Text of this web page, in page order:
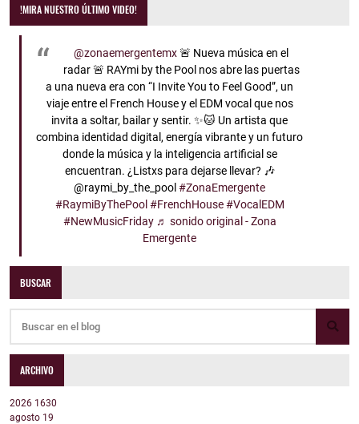
!MIRA NUESTRO ÚLTIMO VIDEO!
@zonaemergentemx🚨 Nueva música en el
radar 🚨 RAYmi by the Pool nos abre las puertas
a una nueva era con “I Invite You to Feel Good”, un
viaje entre el French House y el EDM vocal que nos
invita a soltar, bailar y sentir. ✨🐱 Un artista que
combina identidad digital, energía vibrante y un futuro
donde la música y la inteligencia artificial se
encuentran. ¿Listxs para dejarse llevar? 🎶
@raymi_by_the_pool#ZonaEmergente
#RaymiByThePool #FrenchHouse #VocalEDM
#NewMusicFriday ♬ sonido original - Zona
Emergente
BUSCAR
ARCHIVO
2026 1630
agosto 19